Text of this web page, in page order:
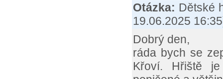
Otázka: Dětské
19.06.2025 16:35
Dobrý den,
ráda bych se
Křoví. Hřiště